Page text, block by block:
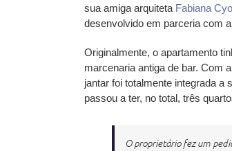
sua amiga arquitetaFabiana
desenvolvido em parceria com
Originalmente, o apartamento
marcenaria antiga de bar. Com
jantar foi totalmente integrada a
passou a ter, no total, três
O proprietário fez um